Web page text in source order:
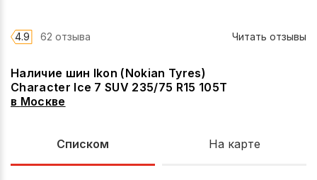
Наличие шин Ikon (Nokian Tyres)
Character Ice 7 SUV 235/75 R15 105T
в Москве
Списком На карте
4.9 62 отзыва Читать отзывы